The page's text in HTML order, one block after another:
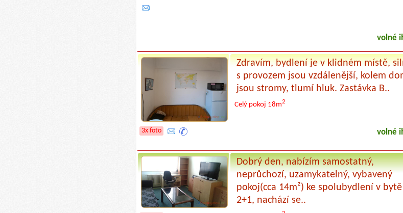
volné
3x foto
Zdravím, bydlení je v klidném místě,
s provozem jsou vzdálenější, kolem
jsou stromy, tlumí hluk. Zastávka B..
Celý pokoj 18m2
volné
Dobrý den, nabízím samostatný,
neprůchozí, uzamykatelný, vybavený
pokoj(cca 14m²) ke spolubydlení v bytě
2+1, nachází se..